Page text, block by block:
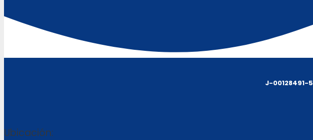
J-00128491-5
Ubicación: